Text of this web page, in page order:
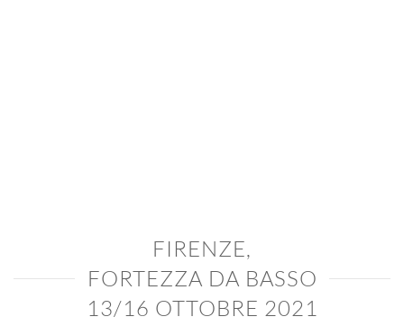
FIRENZE,
FORTEZZA DA BASSO
13/16 OTTOBRE 2021